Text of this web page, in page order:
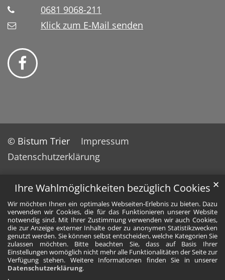
Ihre Wahlmöglichkeiten bezüglich Cookies
Wir möchten Ihnen ein optimales Webseiten-Erlebnis zu bieten. Dazu
verwenden wir Cookies, die für das Funktionieren unserer Website
notwendig sind. Mit Ihrer Zustimmung verwenden wir auch Cookies,
die zur Anzeige externer Inhalte oder zu anonymen Statistikzwecken
genutzt werden. Sie können selbst entscheiden, welche Kategorien Sie
zulassen möchten. Bitte beachten Sie, dass auf Basis Ihrer
Einstellungen womöglich nicht mehr alle Funktionalitäten der Seite zur
Verfügung stehen. Weitere Informationen finden Sie in unserer
Datenschutzerklärung.
✕
0681 9068-211
Klick zum E-Mail senden
© Bistum Trier
Impressum
Datenschutzerklärung